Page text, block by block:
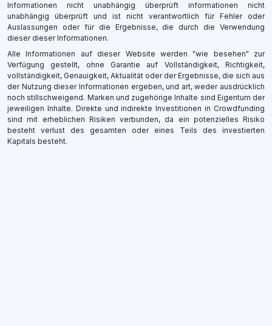
Informationen nicht unabhängig überprüft informationen nicht
unabhängig überprüft und ist nicht verantwortlich für Fehler oder
Auslassungen oder für die Ergebnisse, die durch die Verwendung
dieser dieser Informationen.
Alle Informationen auf dieser Website werden "wie besehen" zur
Verfügung gestellt, ohne Garantie auf Vollständigkeit, Richtigkeit,
vollständigkeit, Genauigkeit, Aktualität oder der Ergebnisse, die sich aus
der Nutzung dieser Informationen ergeben, und art, weder ausdrücklich
noch stillschweigend. Marken und zugehörige Inhalte sind Eigentum der
jeweiligen Inhalte. Direkte und indirekte Investitionen in Crowdfunding
sind mit erheblichen Risiken verbunden, da ein potenzielles Risiko
besteht verlust des gesamten oder eines Teils des investierten
Kapitals besteht.